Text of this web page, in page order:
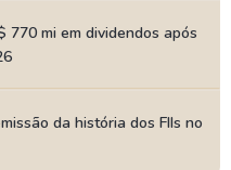
770 mi em dividendos após
da história dos FIIs no